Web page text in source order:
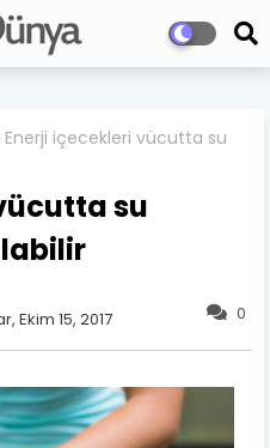
Enerji içecekleri vücutta su
su
0
Ekim 15, 2017